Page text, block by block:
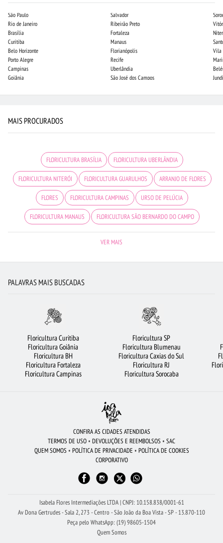
São Paulo
Rio de Janeiro
Brasília
Curitiba
Belo Horizonte
Porto Alegre
Campinas
Goiânia
Salvador
Ribeirão Preto
Fortaleza
Manaus
Florianópolis
Recife
Uberlândia
São José dos Campos
Vila
MAIS PROCURADOS
FLORICULTURA BRASÍLIA FLORICULTURA UBERLÂNDIA
FLORICULTURA NITERÓI FLORICULTURA GUARULHOS ARRANJO DE FLORES
FLORES FLORICULTURA CAMPINAS URSO DE PELÚCIA
FLORICULTURA MANAUS FLORICULTURA SÃO BERNARDO DO CAMPO
FLORICULTURA GOIÂNIA FLORICULTURA SALVADOR
FLORICULTURA SANTOS CESTA DE CAFÉ DA MANHÃ
CIDADES MAIS PROCURADAS FLORICULTURA SP RAMALHETE DE FLORES
FLORICULTURA SÃO JOSÉ DOS CAMPOS
FLORICULTURA BARUERI
CESTA DE FRUTAS LÍRIO FLORICULTURA PORTO ALEGRE
FLORICULTURA RJ
FLORES DO CAMPO BUQUÊ DE 12 ROSAS VERMELHAS
ROSAS AMARELAS ROSAS
VER MAIS
PALAVRAS MAIS BUSCADAS
Floricultura Curitiba
Floricultura Goiânia
Floricultura BH
Floricultura Fortaleza
Floricultura Campinas
Floricultura SP
Floricultura Blumenau
Floricultura Caxias do Sul
Floricultura RJ
Floricultura Sorocaba
CONFIRA AS CIDADES ATENDIDAS
TERMOS DE USO • DEVOLUÇÕES E REEMBOLSOS • SAC
QUEM SOMOS • POLÍTICA DE PRIVACIDADE • POLÍTICA DE COOKIES
CORPORATIVO
Isabela Flores Intermediações LTDA | CNPJ: 10.158.838/0001-61
Av Dona Gertrudes - Sala 2, 273 - Centro - São João da Boa Vista - SP - 13.870-110
Peça pelo WhatsApp: (19) 98605-1504
Quem Somos